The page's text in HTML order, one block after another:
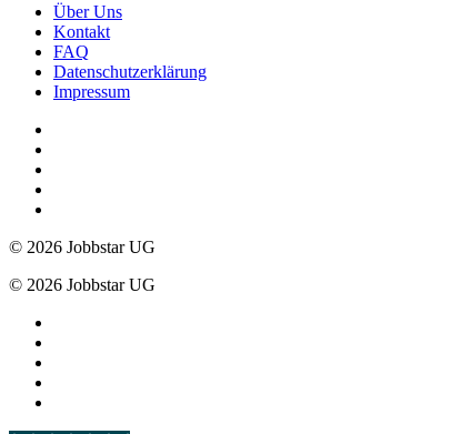
Über Uns
Kontakt
FAQ
Datenschutzerklärung
Impressum
© 2026 Jobbstar UG
© 2026 Jobbstar UG